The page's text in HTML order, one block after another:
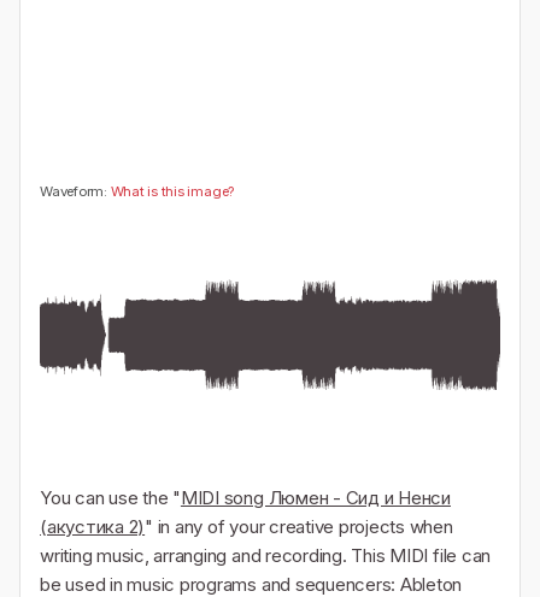
Waveform: What is this image?
You can use the "MIDI song Люмен - Сид и Ненси
(акустика 2)" in any of your creative projects when
writing music, arranging and recording. This MIDI file can
be used in music programs and sequencers: Ableton